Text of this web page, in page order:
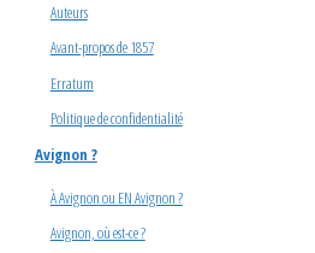
Auteurs
Avant-propos de 1857
Erratum
Politique de confidentialité
Avignon ?
À Avignon ou EN Avignon ?
Avignon, où est-ce ?